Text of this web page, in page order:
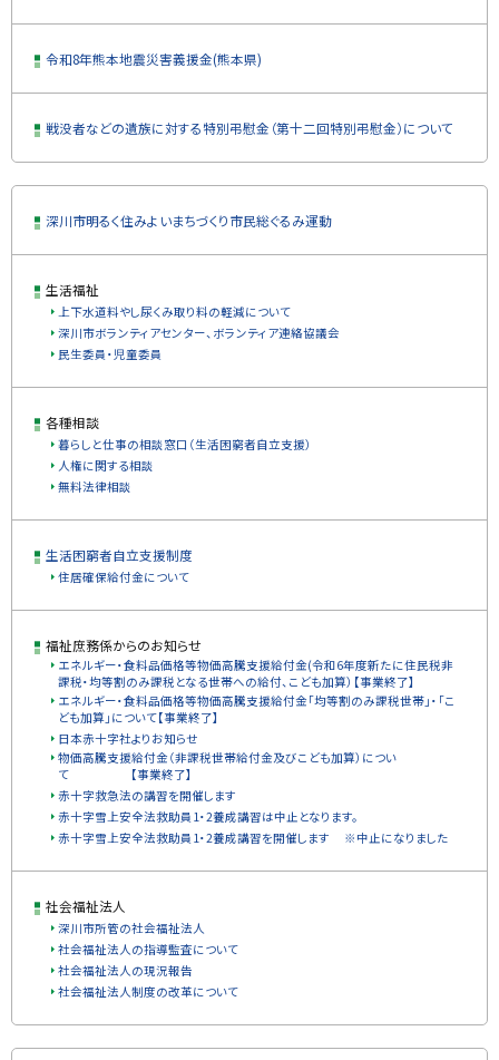
令和8年熊本地震災害義援金(熊本県)
戦没者などの遺族に対する特別弔慰金（第十二回特別弔慰金）について
プ
深川市明るく住みよいまちづくり市民総ぐるみ運動
生活福祉
上下水道料やし尿くみ取り料の軽減について
深川市ボランティアセンター、ボランティア連絡協議会
民生委員・児童委員
各種相談
暮らしと仕事の相談窓口（生活困窮者自立支援）
人権に関する相談
無料法律相談
生活困窮者自立支援制度
住居確保給付金について
福祉庶務係からのお知らせ
エネルギー・食料品価格等物価高騰支援給付金(令和6年度新たに住民税非
課税・均等割のみ課税となる世帯への給付、こども加算）【事業終了】
エネルギー・食料品価格等物価高騰支援給付金「均等割のみ課税世帯」・「こ
ども加算」について【事業終了】
日本赤十字社よりお知らせ
物価高騰支援給付金（非課税世帯給付金及びこども加算）につい
て 【事業終了】
赤十字救急法の講習を開催します
赤十字雪上安全法救助員1・2養成講習は中止となります。
赤十字雪上安全法救助員1・2養成講習を開催します ※中止になりました
社会福祉法人
深川市所管の社会福祉法人
社会福祉法人の指導監査について
社会福祉法人の現況報告
社会福祉法人制度の改革について